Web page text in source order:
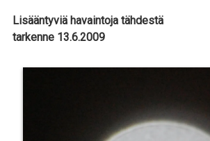
Lisääntyviä havaintoja tähdestä
tarkenne 13.6.2009